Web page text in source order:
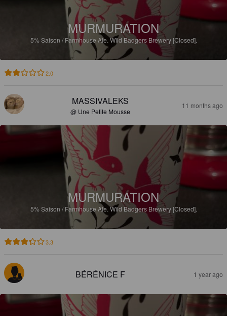
MURMURATION
5% Saison / Farmhouse Ale.Wild Badgers Brewery [Closed].
2.0
MASSIVALEKS
@ Une Petite Mousse
11 months ago
MURMURATION
5% Saison / Farmhouse Ale.Wild Badgers Brewery [Closed].
3.3
BÉRÉNICE F 1 year ago